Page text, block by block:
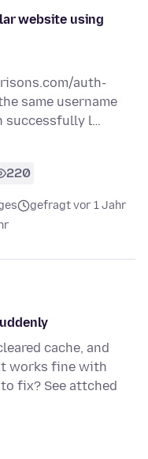
website using
auth-
same username
successfully l…
220
gefragt vor 1 Jahr
cache, and
works fine with
fix? See attched